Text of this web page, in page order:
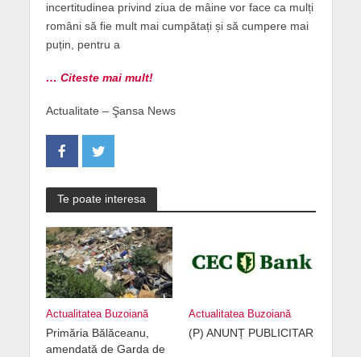
incertitudinea privind ziua de mâine vor face ca mulți
români să fie mult mai cumpătați și să cumpere mai
puțin, pentru a
… Citeste mai mult!
Actualitate – Şansa News
Te poate interesa
Actualitatea Buzoiană
Primăria Bălăceanu,
amendată de Garda de
Actualitatea Buzoiană
(P) ANUNȚ PUBLICITAR